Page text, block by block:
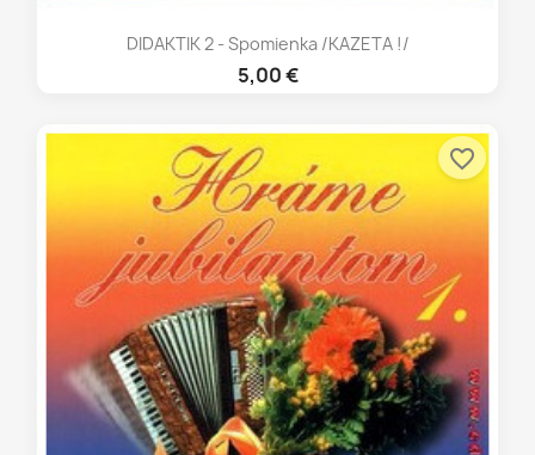
DIDAKTIK 2 - Spomienka /KAZETA !/
5,00 €
favorite_border